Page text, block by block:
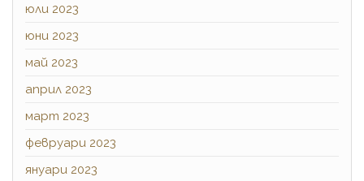
юли 2023
юни 2023
май 2023
април 2023
март 2023
февруари 2023
януари 2023